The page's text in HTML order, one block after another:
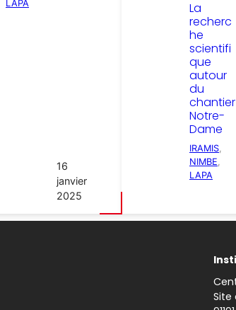
LAPA
16
janvier
2025
La
recherc
he
scientifi
que
autour
du
chantier
Notre-
Dame
IRAMIS
NIMBE
LAPA
Site